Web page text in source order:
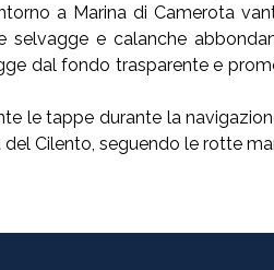
a Marina di Camerota
selvagge e calanche
dal fondo trasparente e
le tappe durante la
Cilento, seguendo le rotte